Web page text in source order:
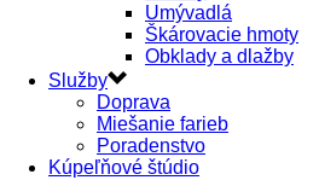
Umývadlá
Škárovacie hmoty
Obklady a dlažby
Služby
Doprava
Miešanie farieb
Poradenstvo
Kúpeľňové štúdio